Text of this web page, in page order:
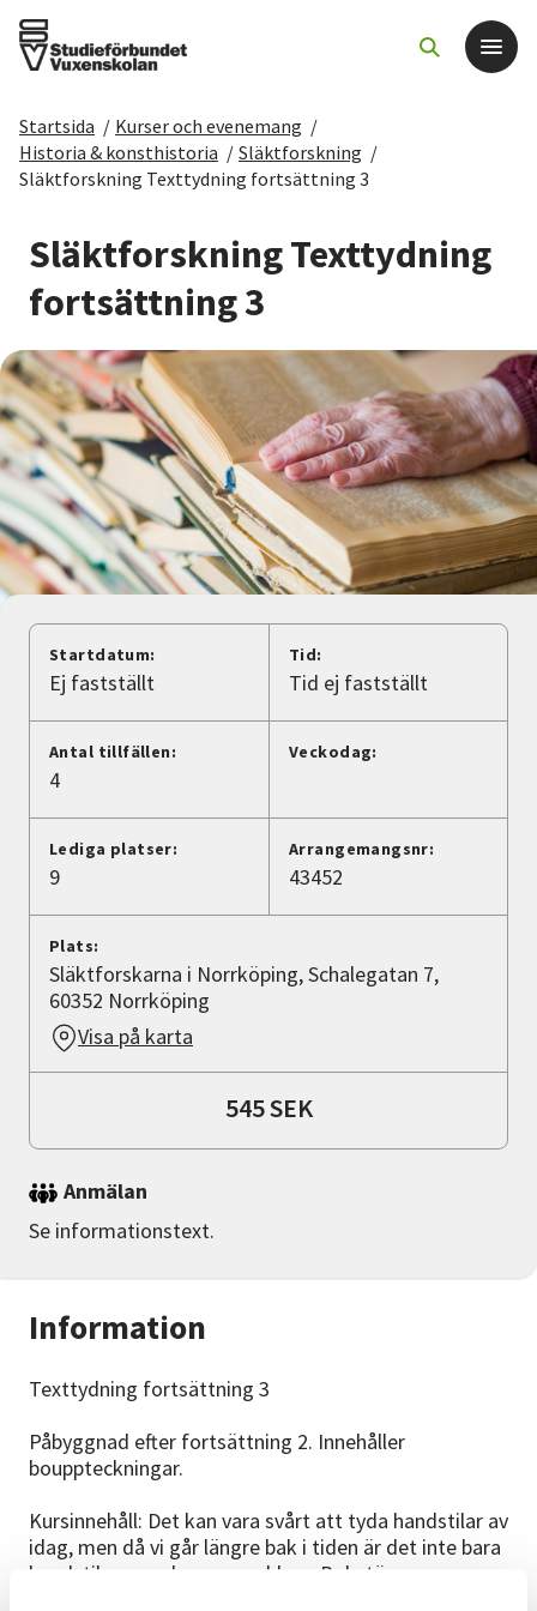
Det här gör vi
Sök kurser och evenemang
Om SV
Starta studiecirkel
Cirkelledare
Nyheter
Lyssna
Startsida / Kurser och evenemang /
Historia & konsthistoria / Släktforskning /
Släktforskning Texttydning fortsättning 3
Släktforskning Texttydning
fortsättning 3
Information
Texttydning fortsättning 3
Påbyggnad efter fortsättning 2. Innehåller
bouppteckningar.
Kursinnehåll: Det kan vara svårt att tyda handstilar av
idag, men då vi går längre bak i tiden är det inte bara
handstilen som kan ge problem. Bokstäverna
Startdatum:
Ej fastställt
Tid:
Tid ej fastställt
Antal tillfällen:
4
Veckodag:
Lediga platser:
9
Arrangemangsnr:
43452
Plats:
Släktforskarna i Norrköping, Schalegatan 7,
60352 Norrköping
Visa på karta
545 SEK
Anmälan
Se informationstext.